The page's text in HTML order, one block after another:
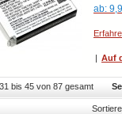
ab:
| Auf
bis 45 von 87 gesamt